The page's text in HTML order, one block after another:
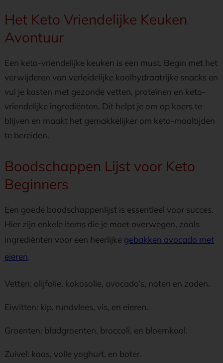
Het Keto Vriendelijke Keuken
Avontuur
Een keto-vriendelijke keuken is een must. Begin met het
verwijderen van verleidelijke koolhydraatrijke snacks en
vul je kasten met gezonde vetten, proteïnen en keto-
vriendelijke ingrediënten. Dit helpt je om op koers te
blijven en maakt het gemakkelijker om keto-maaltijden
te bereiden.
Boodschappen Lijst voor Keto
Beginners
Een goede boodschappenlijst is essentieel voor succes.
Hier zijn enkele items die je moet overwegen, zoals
ingrediënten voor een heerlijke gebakken avocado met
eieren.
Vetten: olijfolie, kokosolie, avocado’s, noten en zaden.
Eiwitten: kip, rundvlees, vis, en eieren.
Groenten: bladgroenten, broccoli, en bloemkool.
Zuivel: kaas, volle yoghurt, en boter.